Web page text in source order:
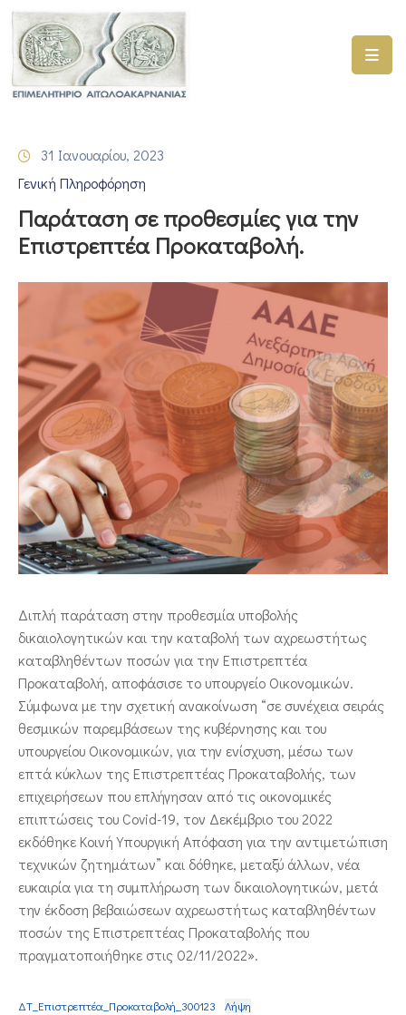
ΑΡΧΙΚΗ
ΓΕΜΗ
–
ΠΡΟΓΡΑΜΜΑΤΑ
ΣΥΜΜΕΤΟΧΗ
ΕΤΑΙΡΕΙΕΣ
ΕΠΙΚΑΙΡΟΤΗΤΑ
ΕΠΙΚΟΙΝΩΝΙΑ
31 Ιανουαρίου, 2023
Γενική Πληροφόρηση
Παράταση σε προθεσμίες για την
Επιστρεπτέα Προκαταβολή.
Διπλή παράταση στην προθεσμία υποβολής
δικαιολογητικών και την καταβολή των αχρεωστήτως
καταβληθέντων ποσών για την Επιστρεπτέα
Προκαταβολή, αποφάσισε το υπουργείο Οικονομικών.
Σύμφωνα με την σχετική ανακοίνωση “σε συνέχεια σειράς
θεσμικών παρεμβάσεων της κυβέρνησης και του
υπουργείου Οικονομικών, για την ενίσχυση, μέσω των
επτά κύκλων της Επιστρεπτέας Προκαταβολής, των
επιχειρήσεων που επλήγησαν από τις οικονομικές
επιπτώσεις του Covid-19, τον Δεκέμβριο του 2022
εκδόθηκε Κοινή Υπουργική Απόφαση για την αντιμετώπιση
τεχνικών ζητημάτων” και δόθηκε, μεταξύ άλλων, νέα
ευκαιρία για τη συμπλήρωση των δικαιολογητικών, μετά
την έκδοση βεβαιώσεων αχρεωστήτως καταβληθέντων
ποσών της Επιστρεπτέας Προκαταβολής που
πραγματοποιήθηκε στις 02/11/2022».
ΔΤ_Επιστρεπτέα_Προκαταβολή_300123 Λήψη